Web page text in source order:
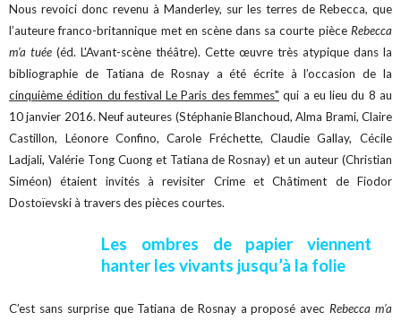
Nous revoici donc revenu à Manderley, sur les terres de Rebecca, que
l’auteure franco-britannique met en scène dans sa courte pièce Rebecca
m’a tuée (éd. L'Avant-scène théâtre). Cette œuvre très atypique dans la
bibliographie de Tatiana de Rosnay a été écrite à l’occasion de la
cinquième édition du festival Le Paris des femmes" qui a eu lieu du 8 au
10 janvier 2016. Neuf auteures (Stéphanie Blanchoud, Alma Brami, Claire
Castillon, Léonore Confino, Carole Fréchette, Claudie Gallay, Cécile
Ladjali, Valérie Tong Cuong et Tatiana de Rosnay) et un auteur (Christian
Siméon) étaient invités à revisiter Crime et Châtiment de Fiodor
Dostoïevski à travers des pièces courtes.
Les ombres de papier viennent
hanter les vivants jusqu’à la folie
C’est sans surprise que Tatiana de Rosnay a proposé avec Rebecca m’a